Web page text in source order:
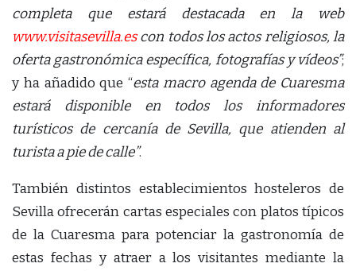
completa que estará destacada en la web
www.visitasevilla.escon todos los actos religiosos, la
oferta gastronómica específica, fotografías y vídeos”;
y ha añadido que “esta macro agenda de Cuaresma
estará disponible en todos los informadores
turísticos de cercanía de Sevilla, que atienden al
turista a pie de calle”.
También distintos establecimientos hosteleros de
Sevilla ofrecerán cartas especiales con platos típicos
de la Cuaresma para potenciar la gastronomía de
estas fechas y atraer a los visitantes mediante la